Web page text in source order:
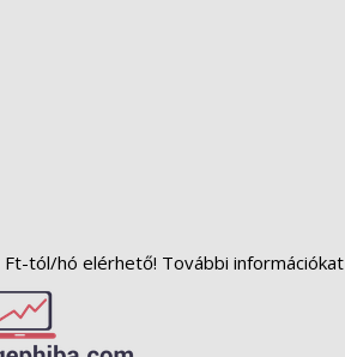
tól/hó elérhető! További információkat